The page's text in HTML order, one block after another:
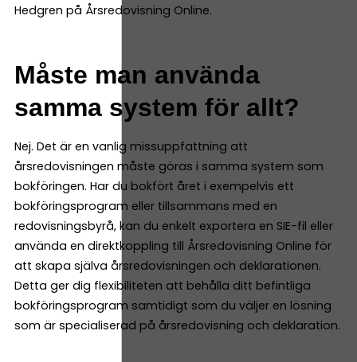
Hedgren på Årsredovisning Online.
Måste man använda
samma system för allt?
Nej. Det är en vanlig missuppfattning att
årsredovisningen måste göras i samma system som
bokföringen. Har du bokfört året i exempelvis ett
bokföringsprogram eller tillsammans med en
redovisningsbyrå, kan du enkelt exportera en SIE-fil eller
använda en direktkoppling till Årsredovisning Online för
att skapa själva årsredovisningen och deklarationen.
Detta ger dig flexibiliteten att behålla ditt befintliga
bokföringsprogram samtidigt som du väljer en lösning
som är specialiserad på årsredovisning och deklaration.